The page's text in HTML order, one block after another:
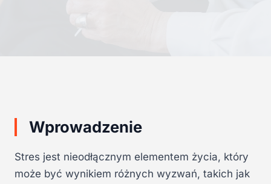
Wprowadzenie
Stres jest nieodłącznym elementem życia, który
może być wynikiem różnych wyzwań, takich jak